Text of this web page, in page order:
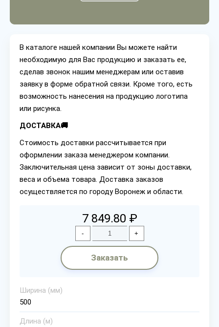
В каталоге нашей компании Вы можете найти
необходимую для Вас продукцию и заказать ее,
сделав звонок нашим менеджерам или оставив
заявку в форме обратной связи. Кроме того, есть
возможность нанесения на продукцию логотипа
или рисунка.
ДОСТАВКА🚚
Стоимость доставки рассчитывается при
оформлении заказа менеджером компании.
Заключительная цена зависит от зоны доставки,
веса и объема товара. Доставка заказов
осуществляется по городу Воронеж и области.
7 849.80 ₽
- +
Заказать
Ширина (мм)
500
Длина (м)